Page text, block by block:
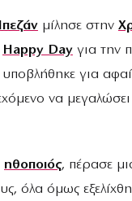
μίλησε στην
Happy Dayγια την
για
να μεγαλώσει
ηθοποιός, πέρασε
όλα όμως